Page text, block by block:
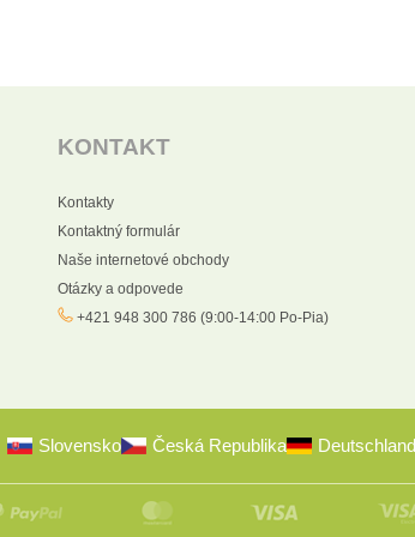
KONTAKT
Kontakty
Kontaktný formulár
Naše internetové obchody
Otázky a odpovede
+421 948 300 786 (9:00-14:00 Po-Pia)
Slovensko Česká Republika Deutschland